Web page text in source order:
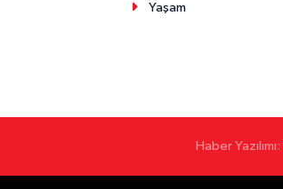
Yaşam
Haber Yazılımı: